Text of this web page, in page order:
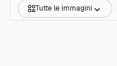
Tutte le immagini